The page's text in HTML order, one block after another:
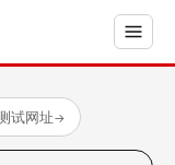
试网址→